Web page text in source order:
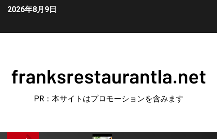
2026年8月9日
franksrestaurantla.net
PR：本サイトはプロモーションを含みます